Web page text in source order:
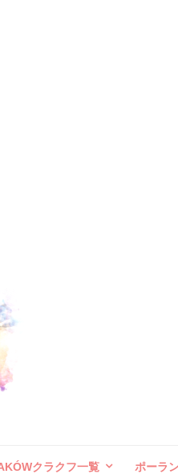
クラクフ一覧 ポーラ